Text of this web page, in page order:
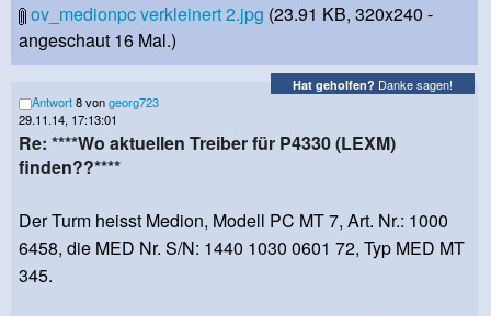
ov_medionpc verkleinert 2.jpg (23.91 KB, 320x240 -
angeschaut 16 Mal.)
Hat geholfen? Danke sagen!
Antwort8 vongeorg723
29.11.14, 17:13:01
Re: ****Wo aktuellen Treiber für P4330 (LEXM)
finden??****
Der Turm heisst Medion, Modell PC MT 7, Art. Nr.: 1000
6458, die MED Nr. S/N: 1440 1030 0601 72, Typ MED MT
345.